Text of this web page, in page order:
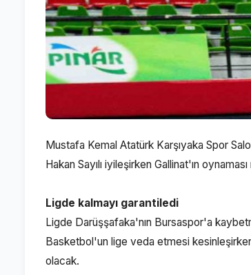
Mustafa Kemal Atatürk Karşıyaka Spor
Hakan Sayılı iyileşirken Gallinat'ın
Ligde kalmayı garantiledi
Ligde Darüşşafaka'nın Bursaspor'a
Basketbol'un lige veda etmesi
olacak.